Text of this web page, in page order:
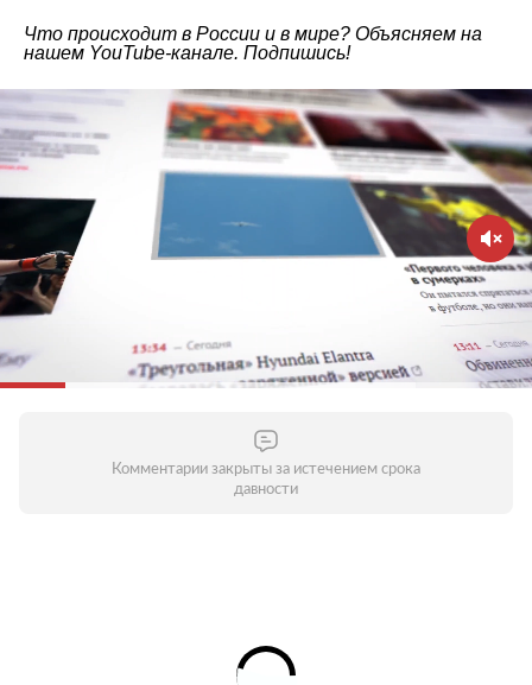
Что происходит в России и в мире? Объясняем на
нашем YouTube-канале. Подпишись!
Комментарии закрыты за истечением срока
давности